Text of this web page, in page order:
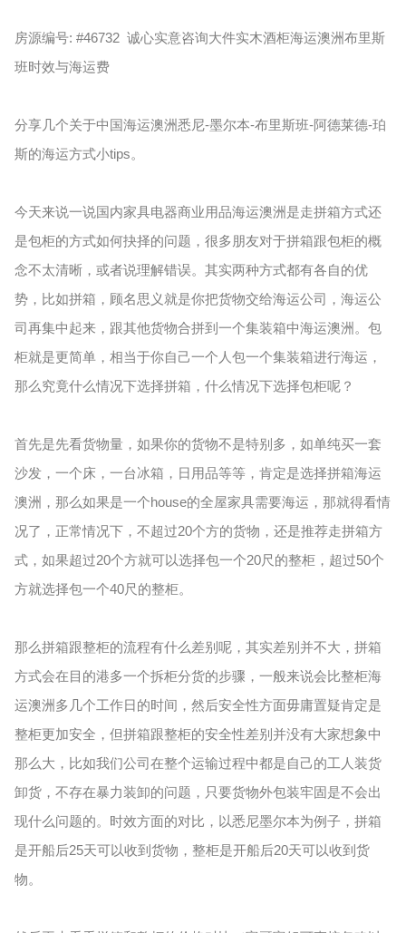
房源编号: #46732 诚心实意咨询大件实木酒柜海运澳洲布里斯
班时效与海运费
分享几个关于中国海运澳洲悉尼-墨尔本-布里斯班-阿德莱德-珀
斯的海运方式小tips。
今天来说一说国内家具电器商业用品海运澳洲是走拼箱方式还
是包柜的方式如何抉择的问题，很多朋友对于拼箱跟包柜的概
念不太清晰，或者说理解错误。其实两种方式都有各自的优
势，比如拼箱，顾名思义就是你把货物交给海运公司，海运公
司再集中起来，跟其他货物合拼到一个集装箱中海运澳洲。包
柜就是更简单，相当于你自己一个人包一个集装箱进行海运，
那么究竟什么情况下选择拼箱，什么情况下选择包柜呢？
首先是先看货物量，如果你的货物不是特别多，如单纯买一套
沙发，一个床，一台冰箱，日用品等等，肯定是选择拼箱海运
澳洲，那么如果是一个house的全屋家具需要海运，那就得看情
况了，正常情况下，不超过20个方的货物，还是推荐走拼箱方
式，如果超过20个方就可以选择包一个20尺的整柜，超过50个
方就选择包一个40尺的整柜。
那么拼箱跟整柜的流程有什么差别呢，其实差别并不大，拼箱
方式会在目的港多一个拆柜分货的步骤，一般来说会比整柜海
运澳洲多几个工作日的时间，然后安全性方面毋庸置疑肯定是
整柜更加安全，但拼箱跟整柜的安全性差别并没有大家想象中
那么大，比如我们公司在整个运输过程中都是自己的工人装货
卸货，不存在暴力装卸的问题，只要货物外包装牢固是不会出
现什么问题的。时效方面的对比，以悉尼墨尔本为例子，拼箱
是开船后25天可以收到货物，整柜是开船后20天可以收到货
物。